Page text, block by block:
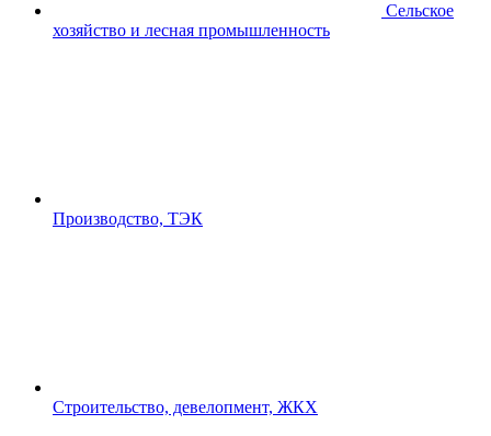
Сельское
хозяйство и лесная промышленность
Производство, ТЭК
Строительство, девелопмент, ЖКХ